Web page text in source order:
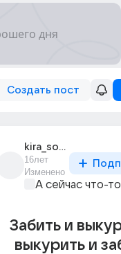
Создать пост
kira_solnechnaia
16лет
Изменено
А сейчас что-
Забить и
выкурить и